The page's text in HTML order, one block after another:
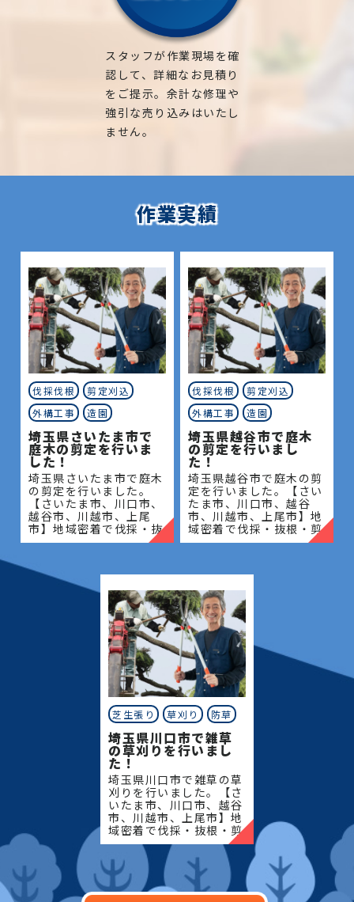
スタッフが作業現場を確
認して、詳細なお見積り
をご提示。余計な修理や
強引な売り込みはいたし
ません。
作業実績
伐採伐根
剪定刈込
外構工事
造園
埼玉県さいたま市で
庭木の剪定を行いま
した！
埼玉県さいたま市で庭木
の剪定を行いました。
【さいたま市、川口市、
越谷市、川越市、上尾
市】地域密着で伐採・抜
根・剪定・草刈りなどの
屋をお探しなら当社にご
相談ください！当社では
伐採伐根
剪定刈込
外構工事
造園
埼玉県越谷市で庭木
の剪定を行いまし
た！
埼玉県越谷市で庭木の剪
定を行いました。【さい
たま市、川口市、越谷
市、川越市、上尾市】地
域密着で伐採・抜根・剪
定・草刈りなどのお庭の
ださい！当社では造園工
事は
芝生張り 草刈り 防草
埼玉県川口市で雑草
の草刈りを行いまし
た！
埼玉県川口市で雑草の草
刈りを行いました。【さ
いたま市、川口市、越谷
市、川越市、上尾市】地
域密着で伐採・抜根・剪
定・草刈りなどのお庭の
こと、造園・植木屋をお
探しなら当社にご相談く
ださい！当社では造園工
事